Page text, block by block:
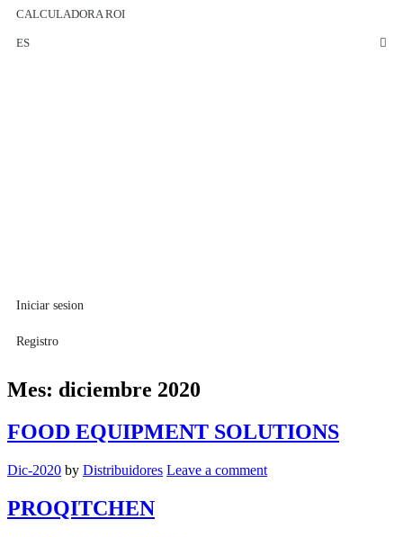
CALCULADORA ROI
ES
Iniciar sesion
Registro
Mes: diciembre 2020
FOOD EQUIPMENT SOLUTIONS
Dic-2020 by Distribuidores Leave a comment
PROQITCHEN